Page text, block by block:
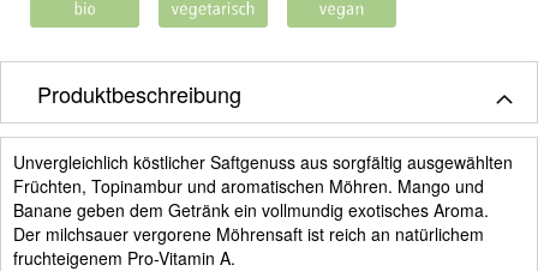
Produktbeschreibung
Unvergleichlich köstlicher Saftgenuss aus sorgfältig ausgewählten
Früchten, Topinambur und aromatischen Möhren. Mango und
Banane geben dem Getränk ein vollmundig exotisches Aroma.
Der milchsauer vergorene Möhrensaft ist reich an natürlichem
fruchteigenem Pro-Vitamin A.